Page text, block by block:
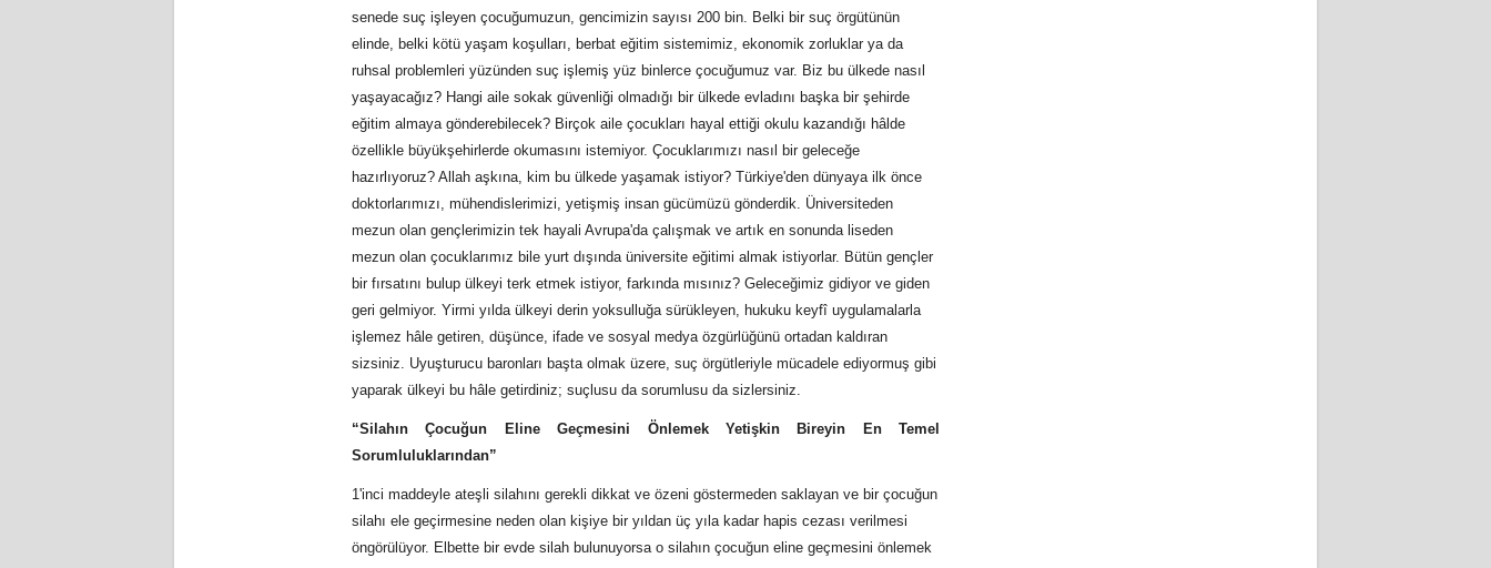
senede suç işleyen çocuğumuzun, gencimizin sayısı 200 bin. Belki bir suç örgütünün
elinde, belki kötü yaşam koşulları, berbat eğitim sistemimiz, ekonomik zorluklar ya da
ruhsal problemleri yüzünden suç işlemiş yüz binlerce çocuğumuz var. Biz bu ülkede nasıl
yaşayacağız? Hangi aile sokak güvenliği olmadığı bir ülkede evladını başka bir şehirde
eğitim almaya gönderebilecek? Birçok aile çocukları hayal ettiği okulu kazandığı hâlde
özellikle büyükşehirlerde okumasını istemiyor. Çocuklarımızı nasıl bir geleceğe
hazırlıyoruz? Allah aşkına, kim bu ülkede yaşamak istiyor? Türkiye'den dünyaya ilk önce
doktorlarımızı, mühendislerimizi, yetişmiş insan gücümüzü gönderdik. Üniversiteden
mezun olan gençlerimizin tek hayali Avrupa'da çalışmak ve artık en sonunda liseden
mezun olan çocuklarımız bile yurt dışında üniversite eğitimi almak istiyorlar. Bütün gençler
bir fırsatını bulup ülkeyi terk etmek istiyor, farkında mısınız? Geleceğimiz gidiyor ve giden
geri gelmiyor. Yirmi yılda ülkeyi derin yoksulluğa sürükleyen, hukuku keyfî uygulamalarla
işlemez hâle getiren, düşünce, ifade ve sosyal medya özgürlüğünü ortadan kaldıran
sizsiniz. Uyuşturucu baronları başta olmak üzere, suç örgütleriyle mücadele ediyormuş gibi
yaparak ülkeyi bu hâle getirdiniz; suçlusu da sorumlusu da sizlersiniz.
“Silahın Çocuğun Eline Geçmesini Önlemek Yetişkin Bireyin En Temel
Sorumluluklarından”
1'inci maddeyle ateşli silahını gerekli dikkat ve özeni göstermeden saklayan ve bir çocuğun
silahı ele geçirmesine neden olan kişiye bir yıldan üç yıla kadar hapis cezası verilmesi
öngörülüyor. Elbette bir evde silah bulunuyorsa o silahın çocuğun eline geçmesini önlemek